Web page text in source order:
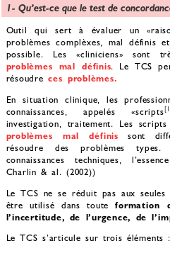
1- Qu’est-ce que le test de
Outil qui sert à évaluer un
problèmes complèxes, mal définis
possible. Les «cliniciens» sont
problèmes mal définis. Le TCS
résoudreces problèmes.
En situation clinique, les
connaissances, appelés «scripts
investigation, traitement. Les
problèmes mal définis sont
résoudre des problèmes
connaissances techniques,
Charlin & al. (2002))
Le TCS ne se réduit pas aux
être utilisé dans touteformation
l’incertitude, de l’urgence, de
Le TCS s’articule sur trois éléments